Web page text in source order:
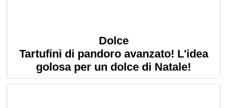
Dolce
Tartufini di pandoro avanzato! L'idea
golosa per un dolce di Natale!